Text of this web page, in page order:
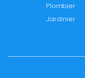
Plombier
Jardinier